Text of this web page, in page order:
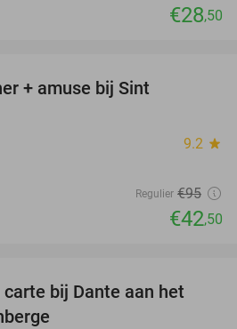
€28,50
+ amuse bij Sint
9.2 star
Regulier €95
€42,50
24%
bij Dante aan het